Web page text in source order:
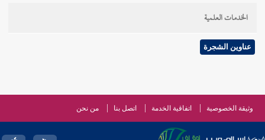
الخدمات العلمية
عناوين الشجرة
وثيقة الخصوصية اتفاقية الخدمة اتصل بنا من نحن